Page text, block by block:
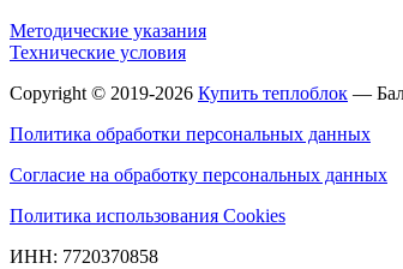
Методические указания
Технические условия
Copyright © 2019-2026 Купить теплоблок —
Политика обработки персональных данных
Согласие на обработку персональных данных
Политика использования Cookies
ИНН: 7720370858